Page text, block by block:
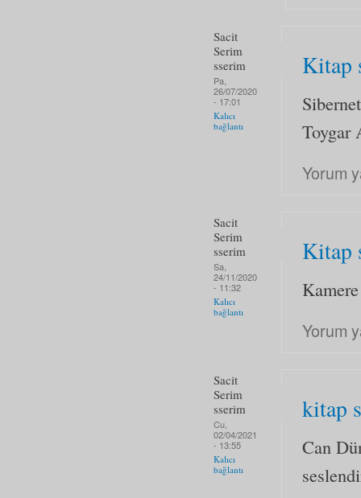
Sacit
Serim
sserim
Pa,
26/07/2020
- 17:01
Kalıcı
bağlantı
Kitap
Toygar
Yorum
Sacit
Serim
sserim
Sa,
24/11/2020
- 11:32
Kalıcı
bağlantı
Kitap
Yorum
Sacit
Serim
sserim
Cu,
02/04/2021
- 13:55
Kalıcı
bağlantı
kitap
Can